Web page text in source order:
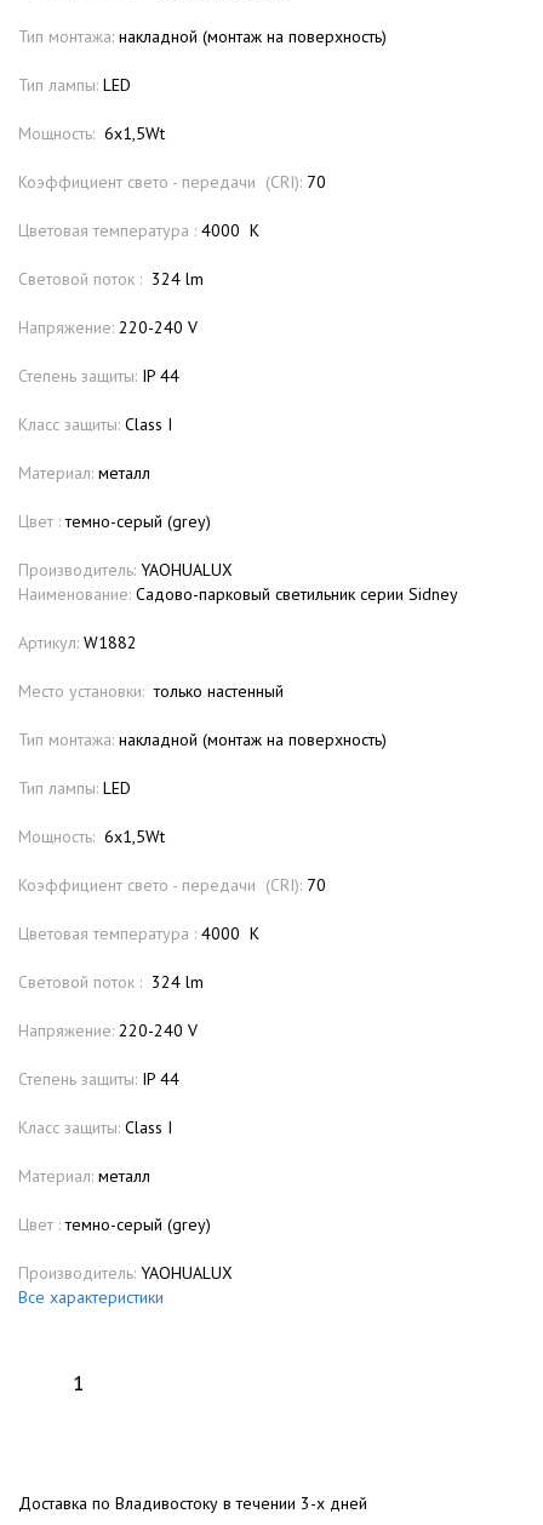
Тип монтажа: накладной (монтаж на поверхность)
Тип лампы: LED
Мощность: 6х1,5Wt
Коэффициент свето - передачи (CRI): 70
Цветовая температура : 4000 К
Световой поток : 324 lm
Напряжение: 220-240 V
Степень защиты: IP 44
Класс защиты: Class I
Материал: металл
Цвет :темно-серый (grey)
Производитель: YAOHUALUX
Наименование: Садово-парковый светильник серии Sidney
Артикул: W1882
Место установки: только настенный
Тип монтажа: накладной (монтаж на поверхность)
Тип лампы: LED
Мощность: 6х1,5Wt
Коэффициент свето - передачи (CRI): 70
Цветовая температура : 4000 К
Световой поток : 324 lm
Напряжение: 220-240 V
Степень защиты: IP 44
Класс защиты: Class I
Материал: металл
Цвет :темно-серый (grey)
Производитель: YAOHUALUX
Все характеристики
Доставка по Владивостоку в течении 3-х дней